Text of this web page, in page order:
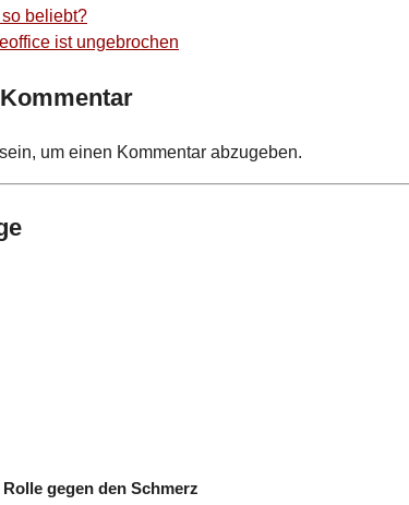
beliebt?
ist ungebrochen
um einen Kommentar abzugeben.
gegen den Schmerz